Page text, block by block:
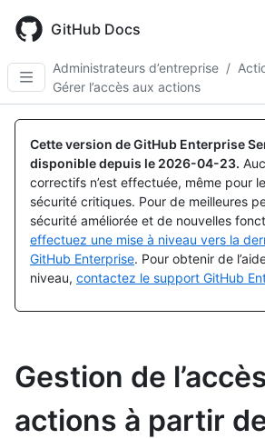
main
content
GitHub Docs
Administrateurs d’entreprise /
Gérer l’accès aux actions
Cette version de GitHub Enterprise
disponible depuis le 2026-04-23.
correctifs n’est effectuée, même pour
sécurité critiques. Pour de meilleures
sécurité améliorée et de nouvelles
effectuez une mise à niveau vers la
GitHub Enterprise. Pour obtenir de
niveau, contactez le support GitHub
Gestion de
actions à partir